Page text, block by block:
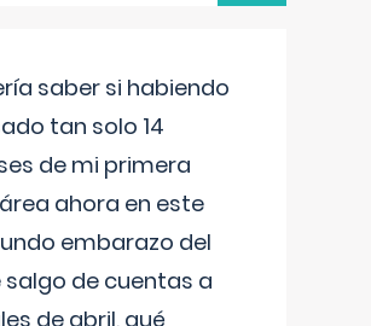
saber si habiendo
tan solo 14
de mi primera
ahora en este
embarazo del
salgo de cuentas a
de abril, qué